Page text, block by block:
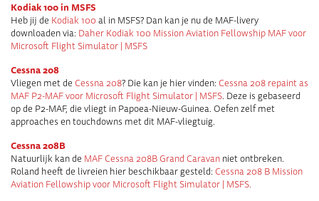
Kodiak 100 in MSFS
Heb jij de Kodiak 100 al in MSFS? Dan kan je nu de MAF-livery
downloaden via: Daher Kodiak 100 Mission Aviation Fellowship MAF voor
Microsoft Flight Simulator | MSFS
Cessna 208
Vliegen met de Cessna 208? Die kan je hier vinden: Cessna 208 repaint as
MAF P2-MAF voor Microsoft Flight Simulator | MSFS. Deze is gebaseerd
op de P2-MAF, die vliegt in Papoea-Nieuw-Guinea. Oefen zelf met
approaches en touchdowns met dit MAF-vliegtuig.
Cessna 208B
Natuurlijk kan de MAF Cessna 208B Grand Caravan niet ontbreken.
Roland heeft de livreien hier beschikbaar gesteld: Cessna 208 B Mission
Aviation Fellowship voor Microsoft Flight Simulator | MSFS.